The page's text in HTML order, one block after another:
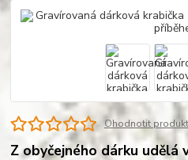
Ohodnotit produkt
Z obyčejného dárku udělá